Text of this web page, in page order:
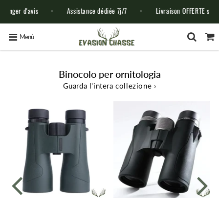
Assistance dédiée 7j/7 Livraison OFFERTE sans
Menù
Binocolo per ornitologia
Guarda l'intera collezione ›